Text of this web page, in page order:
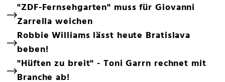
"ZDF-Fernsehgarten" muss für Giovanni
Zarrella weichen
Robbie Williams lässt heute Bratislava
beben!
"Hüften zu breit" - Toni Garrn rechnet mit
Branche ab!